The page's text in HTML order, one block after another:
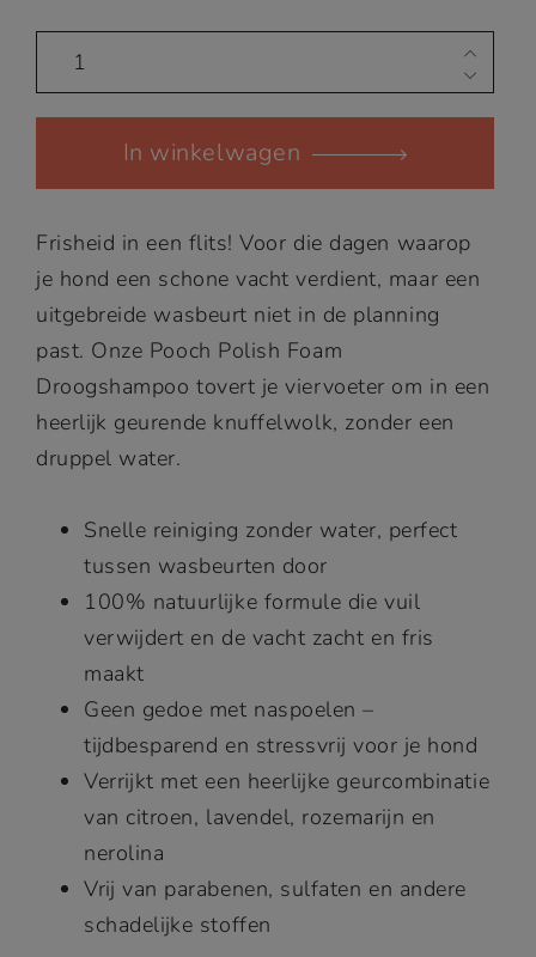
Foam
Droogshampoo
-
Polish
quantity
In winkelwagen
Frisheid in een flits! Voor die dagen waarop
je hond een schone vacht verdient, maar een
uitgebreide wasbeurt niet in de planning
past. Onze Pooch Polish Foam
Droogshampoo tovert je viervoeter om in een
heerlijk geurende knuffelwolk, zonder een
druppel water.
Snelle reiniging zonder water, perfect
tussen wasbeurten door
100% natuurlijke formule die vuil
verwijdert en de vacht zacht en fris
maakt
Geen gedoe met naspoelen –
tijdbesparend en stressvrij voor je hond
Verrijkt met een heerlijke geurcombinatie
van citroen, lavendel, rozemarijn en
nerolina
Vrij van parabenen, sulfaten en andere
schadelijke stoffen